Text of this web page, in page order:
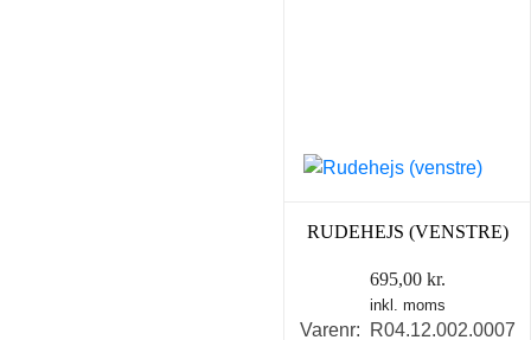
RUDEHEJS (VENSTRE)
695,00 kr.
inkl. moms
Varenr: R04.12.002.0007